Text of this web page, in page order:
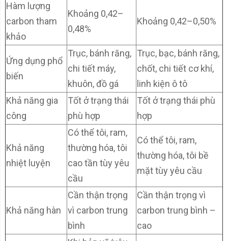
Hàm lượng
carbon tham
khảo
Khoảng 0,42–
0,48%
Khoảng 0,42–0,50%
Ứng dụng phổ
biến
Trục, bánh răng,
chi tiết máy,
khuôn, đồ gá
Trục, bạc, bánh răng,
chốt, chi tiết cơ khí,
linh kiện ô tô
Khả năng gia
công
Tốt ở trạng thái
phù hợp
Tốt ở trạng thái phù
hợp
Khả năng
nhiệt luyện
Có thể tôi, ram,
thường hóa, tôi
cao tần tùy yêu
cầu
Có thể tôi, ram,
thường hóa, tôi bề
mặt tùy yêu cầu
Khả năng hàn
Cần thận trọng
vì carbon trung
bình
Cần thận trọng vì
carbon trung bình –
cao